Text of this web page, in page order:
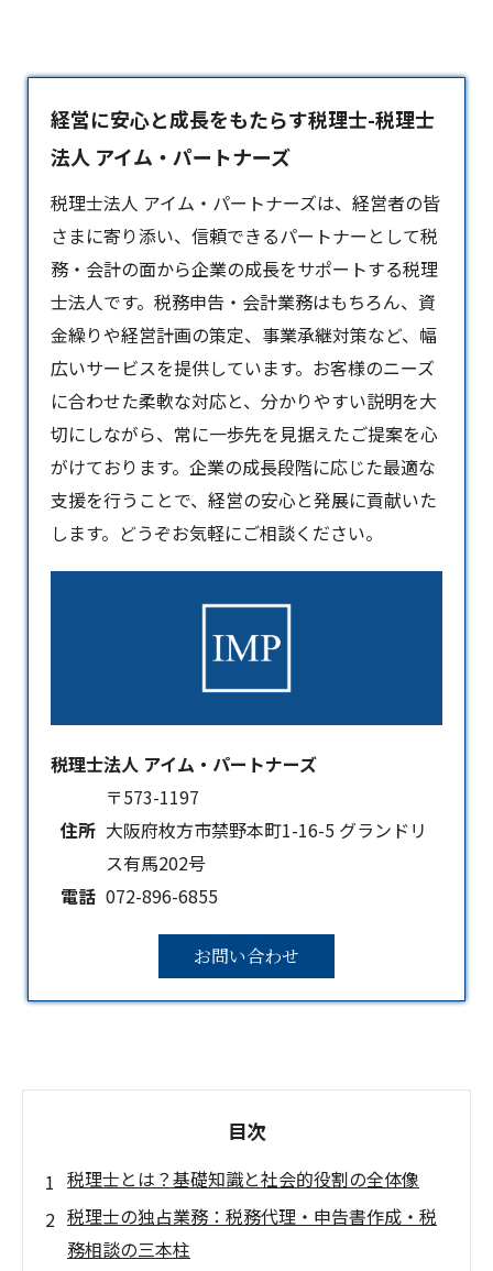
経営に安心と成長をもたらす税理士-税理士
法人 アイム・パートナーズ
税理士法人 アイム・パートナーズは、経営者の皆
さまに寄り添い、信頼できるパートナーとして税
務・会計の面から企業の成長をサポートする税理
士法人です。税務申告・会計業務はもちろん、資
金繰りや経営計画の策定、事業承継対策など、幅
広いサービスを提供しています。お客様のニーズ
に合わせた柔軟な対応と、分かりやすい説明を大
切にしながら、常に一歩先を見据えたご提案を心
がけております。企業の成長段階に応じた最適な
支援を行うことで、経営の安心と発展に貢献いた
します。どうぞお気軽にご相談ください。
税理士法人 アイム・パートナーズ
住所
〒573-1197
大阪府枚方市禁野本町1-16-5 グランドリ
ス有馬202号
電話 072-896-6855
お問い合わせ
目次
税理士とは？基礎知識と社会的役割の全体像
税理士の独占業務：税務代理・申告書作成・税
務相談の三本柱